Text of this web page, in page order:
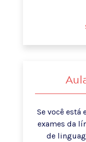
Se você
exames da
de